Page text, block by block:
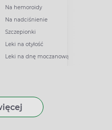
Na hemoroidy
Na nadciśnienie
Szczepionki
Leki na otyłość
Leki na dnę moczanową